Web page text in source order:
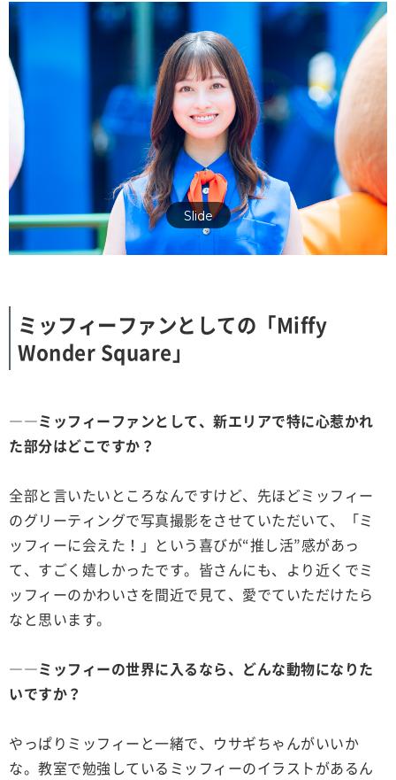
Slide
ミッフィーファンとしての「Miffy
Wonder Square」
――ミッフィーファンとして、新エリアで特に心惹かれ
た部分はどこですか？
全部と言いたいところなんですけど、先ほどミッフィー
のグリーティングで写真撮影をさせていただいて、「ミ
ッフィーに会えた！」という喜びが“推し活”感があっ
て、すごく嬉しかったです。皆さんにも、より近くでミ
ッフィーのかわいさを間近で見て、愛でていただけたら
なと思います。
――ミッフィーの世界に入るなら、どんな動物になりた
いですか？
やっぱりミッフィーと一緒で、ウサギちゃんがいいか
な。教室で勉強しているミッフィーのイラストがあるん